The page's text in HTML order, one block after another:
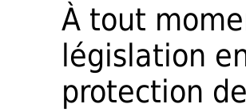
À tout
législation
protection